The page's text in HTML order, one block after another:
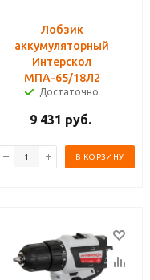
Лобзик
аккумуляторный
Интерскол
МПА-65/18Л2
Достаточно
9 431 руб.
В КОРЗИНУ